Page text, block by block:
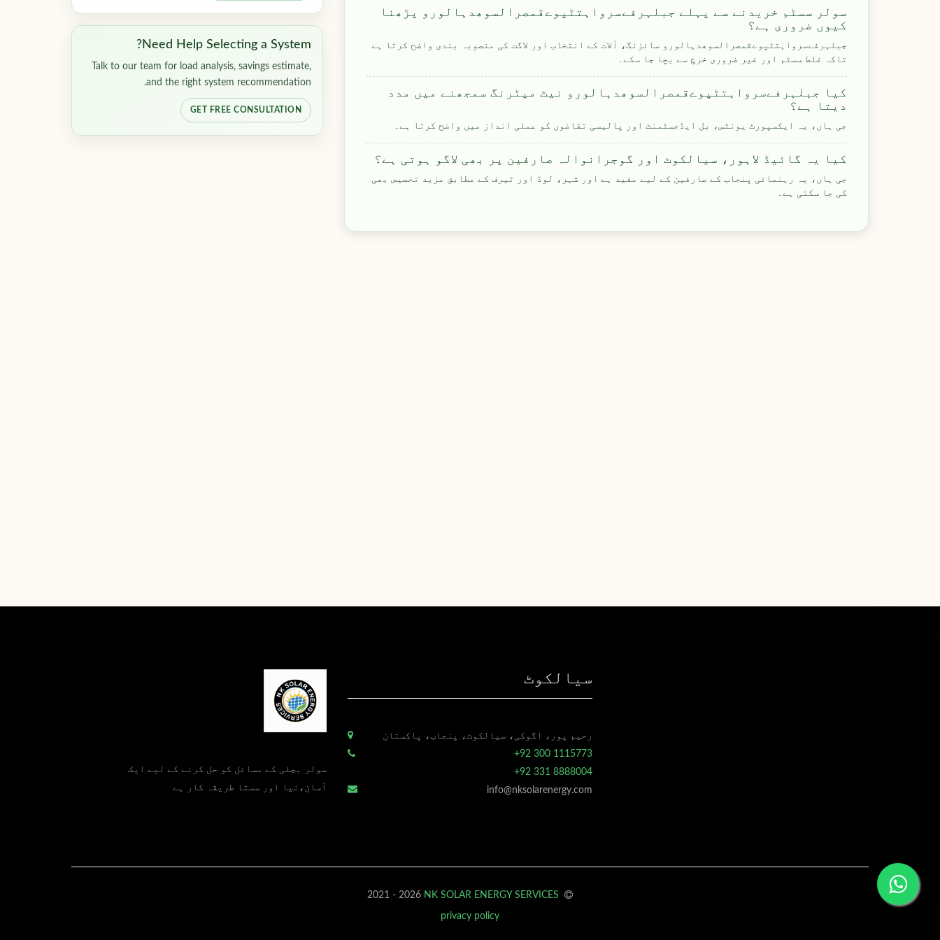
سولر سسٹم خریدنے سے پہلے جبلہرفےسرواہتٹپوےقمصرالسوھدہالورو پڑھنا
کیوں ضروری ہے؟
جبلہرفےسرواہتٹپوےقمصرالسوھدہالورو سائزنگ، آلات کے انتخاب اور لاگت کی منصوبہ بندی واضح کرتا ہے
تاکہ غلط سسٹم اور غیر ضروری خرچ سے بچا جا سکے۔
کیا جبلہرفےسرواہتٹپوےقمصرالسوھدہالورو نیٹ میٹرنگ سمجھنے میں مدد
دیتا ہے؟
جی ہاں، یہ ایکسپورٹ یونٹس، بل ایڈجسٹمنٹ اور پالیسی تقاضوں کو عملی انداز میں واضح کرتا ہے۔
کیا یہ گائیڈ لاہور، سیالکوٹ اور گوجرانوالہ صارفین پر بھی لاگو ہوتی ہے؟
جی ہاں، یہ رہنمائی پنجاب کے صارفین کے لیے مفید ہے اور شہر، لوڈ اور ٹیرف کے مطابق مزید تخصیص بھی
کی جا سکتی ہے۔
Need Help Selecting a System?
Talk to our team for load analysis, savings estimate,
and the right system recommendation.
GET FREE CONSULTATION
سولر بجلی کے مسائل کو حل کرنے کے لیے ایک
آسان،نیا اور سستا طریقہ کار ہے
سیالکوٹ
رحیم پور، اگوکی، سیالکوٹ، پنجاب، پاکستان
+92 300 1115773
+92 331 8888004
info@nksolarenergy.com
2021 - 2026
privacy policy